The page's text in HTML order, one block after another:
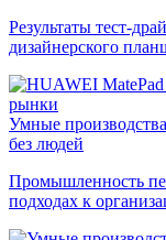
Результаты тест-
дизайнерского
рынки
Умные
без людей
Промышленность
подходах к